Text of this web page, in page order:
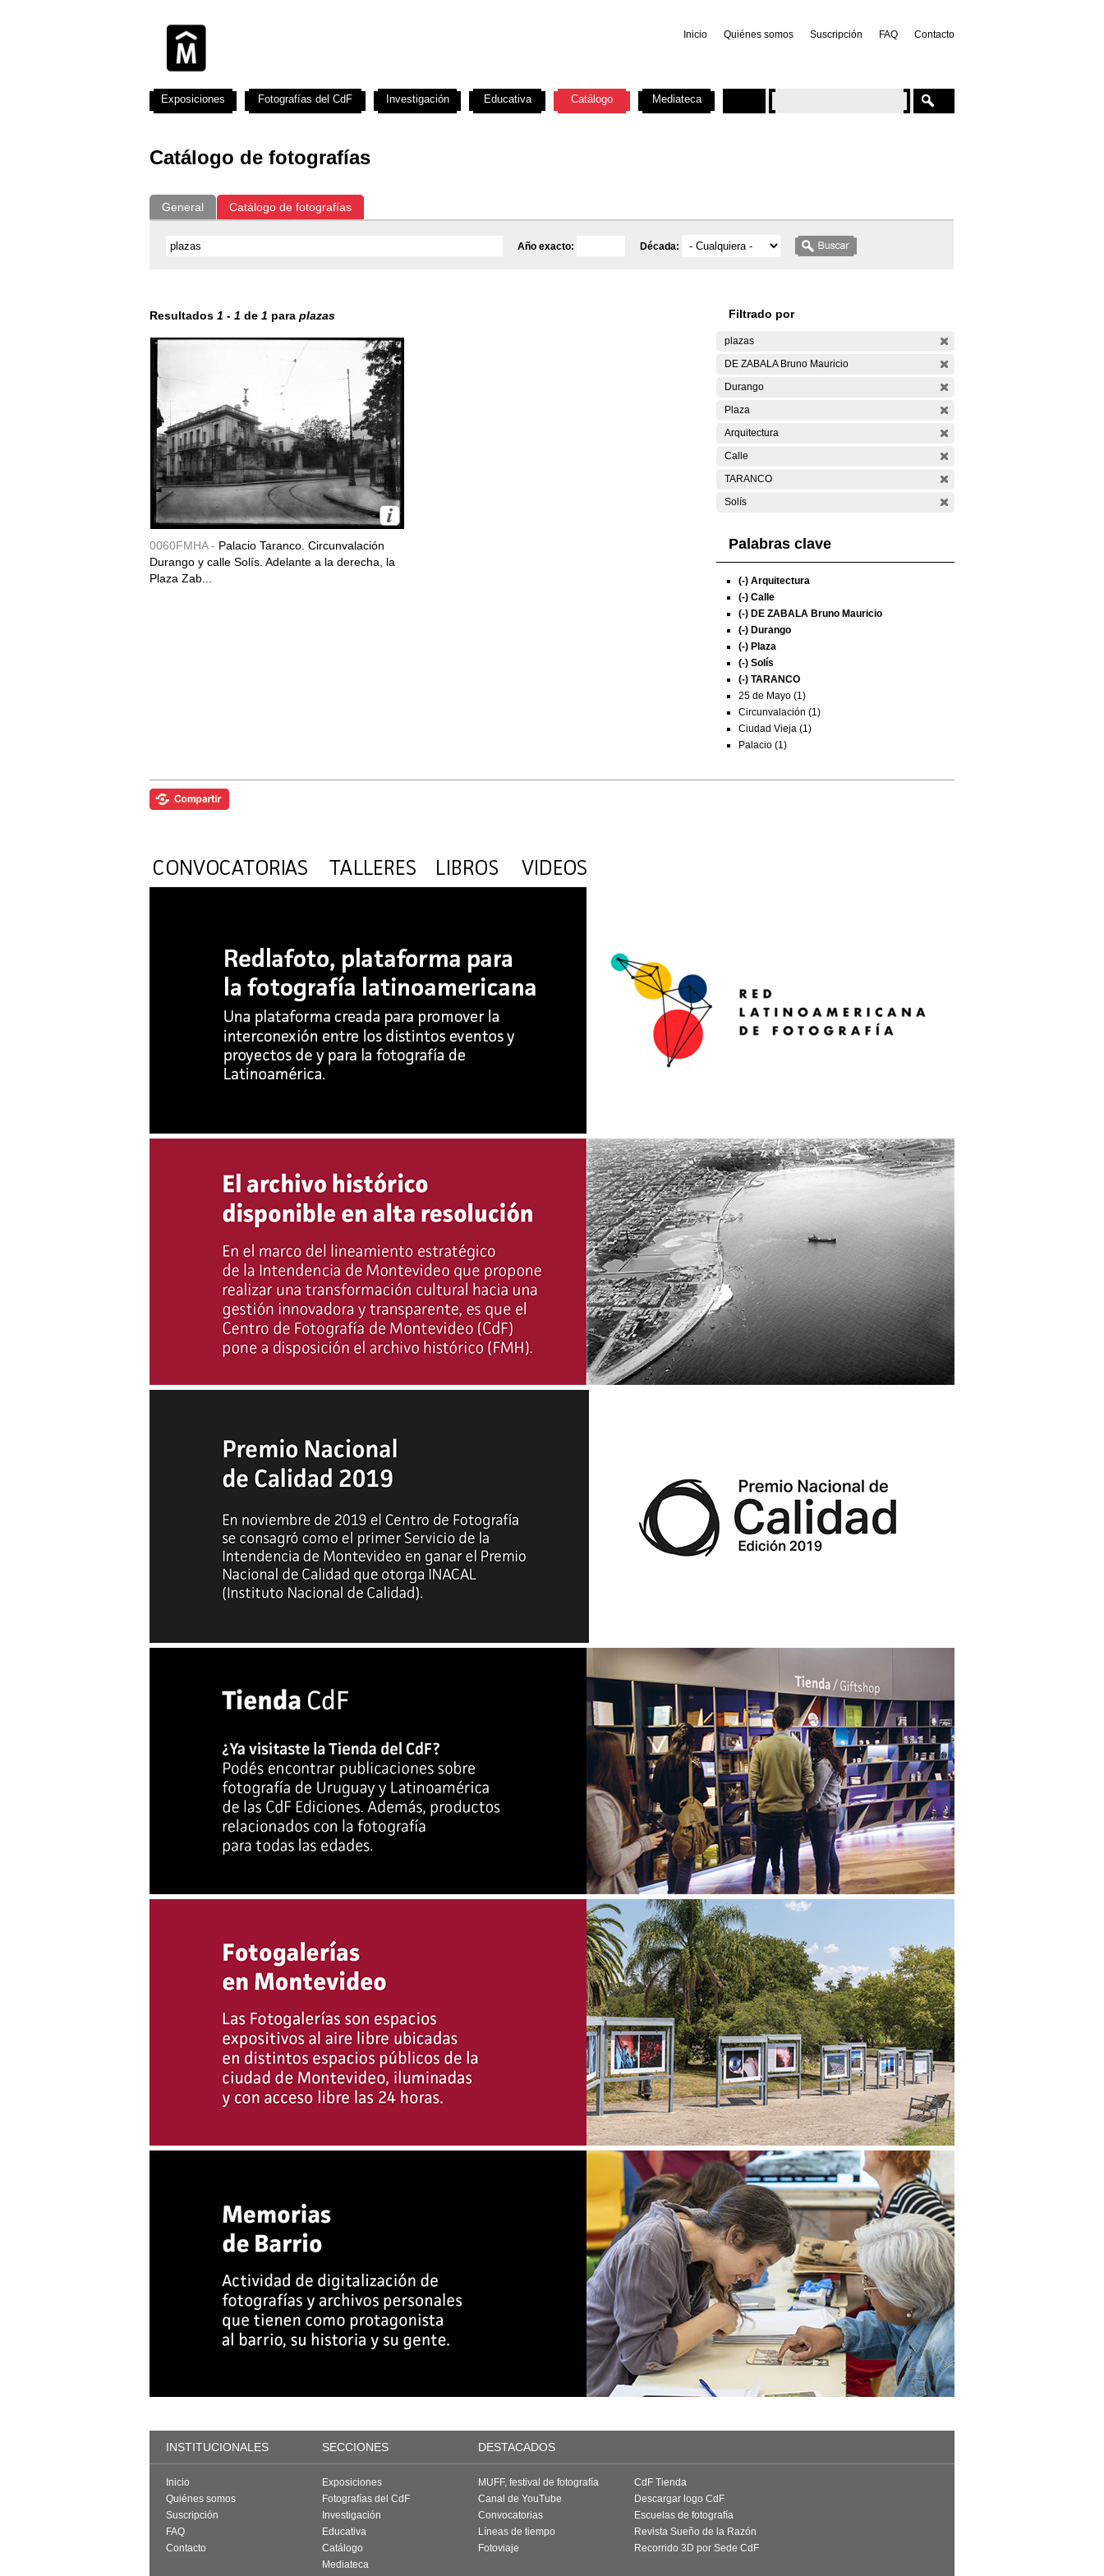
Inicio Quiénes somos Suscripción FAQ Contacto
Catálogo de fotografías
General Catálogo de fotografías
Año exacto: Década:
Resultados 1 - 1 de 1 para plazas
0060FMHA - Palacio Taranco. Circunvalación
Durango y calle Solís. Adelante a la derecha, la
Plaza Zab...
Filtrado por
plazas
DE ZABALA Bruno Mauricio
Durango
Plaza
Arquitectura
Calle
TARANCO
Solís
Palabras clave
(-) Arquitectura
(-) Calle
(-) DE ZABALA Bruno Mauricio
(-) Durango
(-) Plaza
(-) Solís
(-) TARANCO
25 de Mayo (1)
Circunvalación (1)
Ciudad Vieja (1)
Palacio (1)
Exposiciones Fotografías del CdF Investigación Educativa Catálogo Mediateca
INSTITUCIONALES SECCIONES DESTACADOS
Inicio
Quiénes somos
Suscripción
FAQ
Contacto
Exposiciones
Fotografías del CdF
Investigación
Educativa
Catálogo
Mediateca
MUFF, festival de fotografía
Canal de YouTube
Convocatorias
Líneas de tiempo
Fotoviaje
CdF Tienda
Descargar logo CdF
Escuelas de fotografía
Revista Sueño de la Razón
Recorrido 3D por Sede CdF